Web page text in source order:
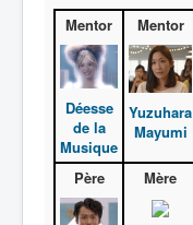
Mentor
Déesse
de la
Musique
Mentor
Yuzuhara
Mayumi
Père Mère